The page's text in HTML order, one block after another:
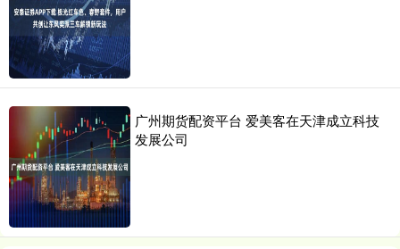
广州期货配资平台 爱美客在天津成立科技
发展公司